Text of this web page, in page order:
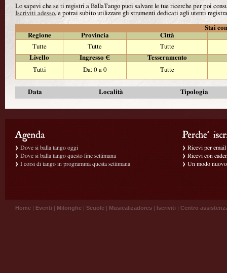
Lo sapevi che se ti registri a BallaTango puoi salvare le tue ricerche per poi
Iscriviti adesso, e potrai subito utilizzare gli strumenti dedicati agli utenti
Stai
Regione
Provincia
Città
Tutte
Tutte
Tutte
Livello
Ingresso €
Tesseramento
Tutti
Da: 0 a 0 Tutte
Data Località Tipologia
Dove si balla tango oggi
Dove si balla tango questo fine settimana
I corsi di tango in programma questa settimana
Ricevi per
Ricevi con
Un modo
Home | Eventi | Milonghe | Scuole | Musicalizadores | Iscriviti | Centro